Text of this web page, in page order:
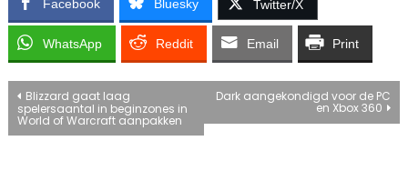
Facebook Bluesky Twitter/X
WhatsApp Reddit Email Print
Bericht
navigatie
Blizzard gaat laag
spelersaantal in beginzones in
World of Warcraft aanpakken
Dark aangekondigd voor de PC
en Xbox 360